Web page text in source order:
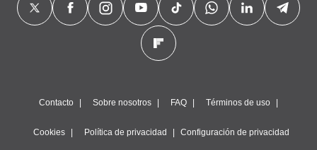
Contacto Sobre nosotros FAQ Términos de uso
Cookies Política de privacidad Configuración de privacidad